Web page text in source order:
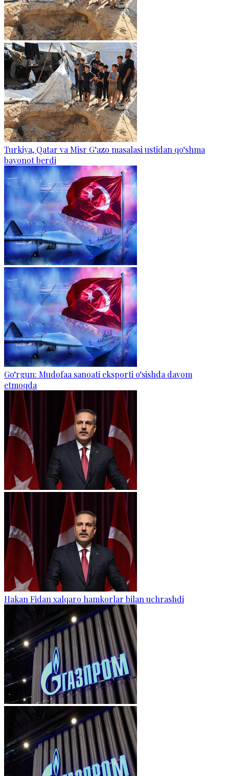
Turkiya, Qatar va Misr G‘azo masalasi ustidan qo‘shma
bayonot berdi
Go‘rgun: Mudofaa sanoati eksporti o‘sishda davom
etmoqda
Hakan Fidan xalqaro hamkorlar bilan uchrashdi